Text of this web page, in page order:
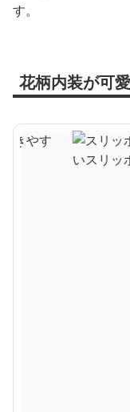
す。
花柄内装が可